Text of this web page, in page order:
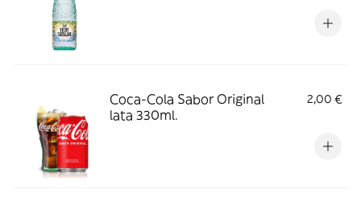
Coca-Cola Sabor Original
lata 330ml.
2,00 €